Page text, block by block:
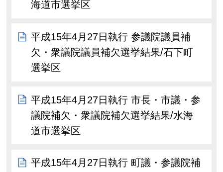
海道市選挙区
平成15年4月27日執行 参議院議員補
欠・衆議院議員補欠選挙結果/石下町
選挙区
平成15年4月27日執行 市長・市議・参
議院補欠・衆議院補欠選挙結果/水海
道市選挙区
平成15年4月27日執行 町議・参議院補